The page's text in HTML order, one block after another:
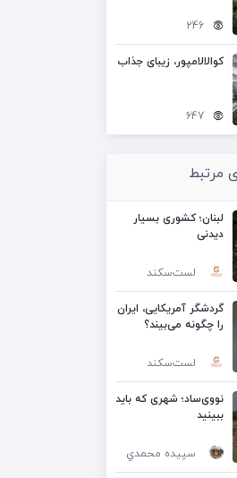
246
کوالالامپور، زیبای جذاب
647
مرتبط
لبنان؛ کشوری بسیار
دیدنی
لست‌سکند
گردشگر آمریکایی، ایران
را چگونه می‌بیند؟
لست‌سکند
نووی‌ساد؛ شهری که باید
ببینید
سپيده محمدي